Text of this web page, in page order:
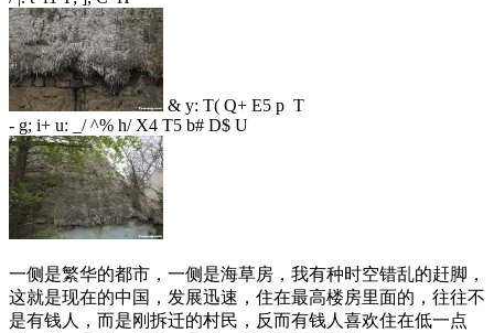
& y: T( Q+ E5 p T
- g; i+ u: _/ ^% h/ X4 T5 b# D$ U
一侧是繁华的都市，一侧是海草房，我有种时空错乱的赶脚，
这就是现在的中国，发展迅速，住在最高楼房里面的，往往不
是有钱人，而是刚拆迁的村民，反而有钱人喜欢住在低一点